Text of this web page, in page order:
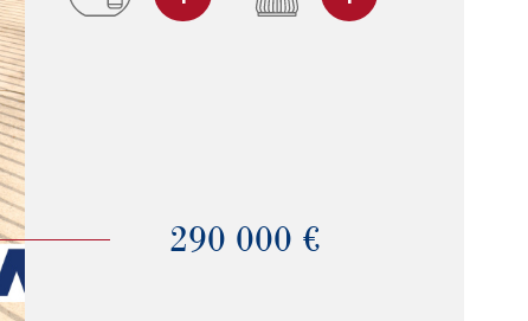
290 000 €